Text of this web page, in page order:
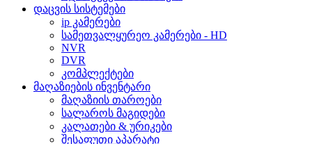
დაცვის სისტემები
ip კამერები
სამეთვალყურეო კამერები - HD
NVR
DVR
კომპლექტები
მაღაზიების ინვენტარი
მაღაზიის თაროები
სალაროს მაგიდები
კალათები & ურიკები
შესაფუთი აპარატი